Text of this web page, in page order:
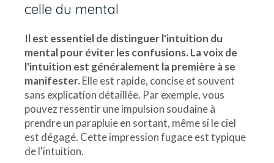
celle du mental
Il est essentiel de distinguer l'intuition du
mental pour éviter les confusions. La voix de
l'intuition est généralement la première à se
manifester. Elle est rapide, concise et souvent
sans explication détaillée. Par exemple, vous
pouvez ressentir une impulsion soudaine à
prendre un parapluie en sortant, même si le ciel
est dégagé. Cette impression fugace est typique
de l'intuition.